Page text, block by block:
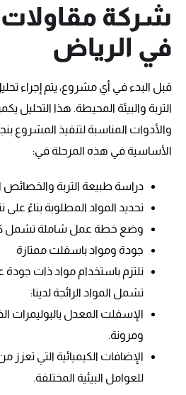
شركة
في الرياض
قبل البدء في أي مشروع، يتم إجراء
التربة والبيئة المحيطة. هذا
والأدوات المناسبة لتنفيذ المشروع
الأساسية في هذه المرحلة في:
دراسة طبيعة التربة والخصائص
تحديد المواد المطلوبة بناءً على
وضع خطة عمل شاملة تشمل
جودة ومواد باسفلت ممتازة
نلتزم باستخدام مواد ذات جودة
تشمل المواد الرائجة لدينا:
الإسفلت المعدل بالبوليمرات
ومرونة.
الإضافات الكيميائية التي
للعوامل البيئية المختلفة.